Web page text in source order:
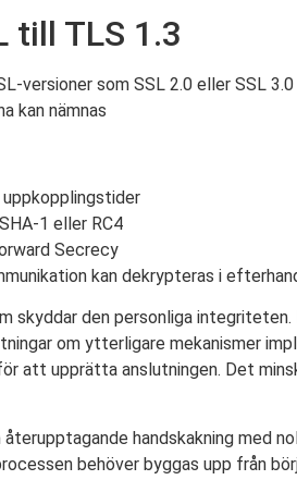
till TLS 1.3
versioner som SSL 2.0 eller SSL
kan nämnas
1 eller RC4
Secrecy
kan dekrypteras i
skyddar den personliga
om ytterligare mekanismer
att upprätta anslutningen. Det
handskakning med
behöver byggas upp från